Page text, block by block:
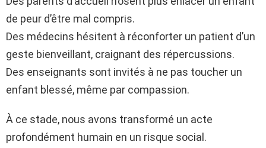
de peur d’être mal compris.
Des médecins hésitent à réconforter un patient d’un
geste bienveillant, craignant des répercussions.
Des enseignants sont invités à ne pas toucher un
enfant blessé, même par compassion.
À ce stade, nous avons transformé un acte
profondément humain en un risque social.